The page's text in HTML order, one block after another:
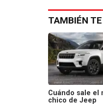
TAMBIÉN
Cuándo sale el
chico de Jeep